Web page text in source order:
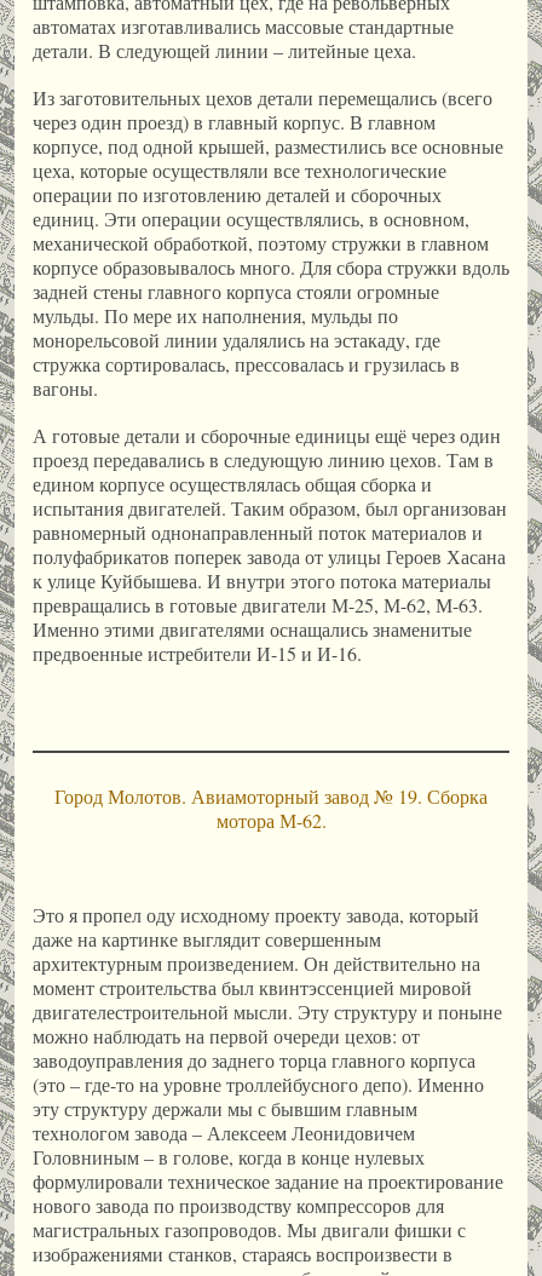
автоматах изготавливались массовые стандартные
детали. В следующей линии – литейные цеха.
Из заготовительных цехов детали перемещались (всего
через один проезд) в главный корпус. В главном
корпусе, под одной крышей, разместились все основные
цеха, которые осуществляли все технологические
операции по изготовлению деталей и сборочных
единиц. Эти операции осуществлялись, в основном,
механической обработкой, поэтому стружки в главном
корпусе образовывалось много. Для сбора стружки вдоль
задней стены главного корпуса стояли огромные
мульды. По мере их наполнения, мульды по
монорельсовой линии удалялись на эстакаду, где
стружка сортировалась, прессовалась и грузилась в
вагоны.
А готовые детали и сборочные единицы ещё через один
проезд передавались в следующую линию цехов. Там в
едином корпусе осуществлялась общая сборка и
испытания двигателей. Таким образом, был организован
равномерный однонаправленный поток материалов и
полуфабрикатов поперек завода от улицы Героев Хасана
к улице Куйбышева. И внутри этого потока материалы
превращались в готовые двигатели М-25, М-62, М-63.
Именно этими двигателями оснащались знаменитые
предвоенные истребители И-15 и И-16.
Город Молотов. Авиамоторный завод № 19. Сборка
мотора М-62.
Это я пропел оду исходному проекту завода, который
даже на картинке выглядит совершенным
архитектурным произведением. Он действительно на
момент строительства был квинтэссенцией мировой
двигателестроительной мысли. Эту структуру и поныне
можно наблюдать на первой очереди цехов: от
заводоуправления до заднего торца главного корпуса
(это – где-то на уровне троллейбусного депо). Именно
эту структуру держали мы с бывшим главным
технологом завода – Алексеем Леонидовичем
Головниным – в голове, когда в конце нулевых
формулировали техническое задание на проектирование
нового завода по производству компрессоров для
магистральных газопроводов. Мы двигали фишки с
изображениями станков, стараясь воспроизвести в